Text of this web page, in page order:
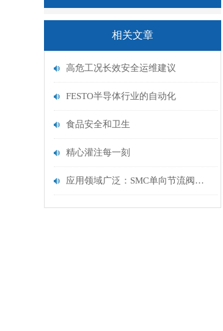
相关文章
高危工况长效安全运维建议
FESTO半导体行业的自动化
食品安全和卫生
精心灌注每一刻
应用领域广泛：SMC单向节流阀在不同行业的应用及优势